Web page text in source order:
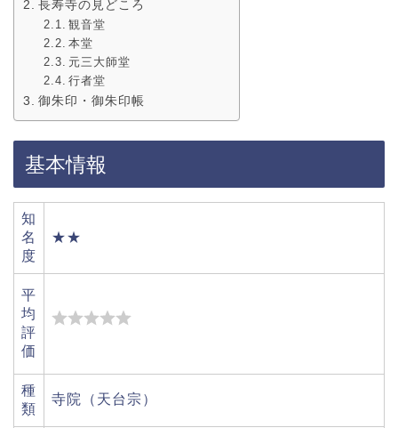
長寿寺の見どころ
観音堂
本堂
元三大師堂
行者堂
御朱印・御朱印帳
基本情報
知
名
度
★★
平
均
評
価
種
類
寺院（天台宗）